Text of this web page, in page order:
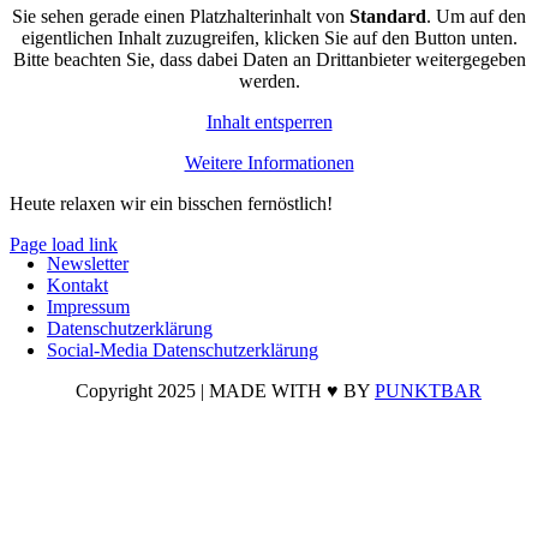
Sie sehen gerade einen Platzhalterinhalt von Standard. Um auf den
eigentlichen Inhalt zuzugreifen, klicken Sie auf den Button unten.
Bitte beachten Sie, dass dabei Daten an Drittanbieter weitergegeben
werden.
Inhalt entsperren
Weitere Informationen
Heute relaxen wir ein bisschen fernöstlich!
Newsletter
Kontakt
Impressum
Datenschutzerklärung
Social-Media Datenschutzerklärung
Copyright 2025 | MADE WITH ♥ BY PUNKTBAR
Page load link
Nach
oben